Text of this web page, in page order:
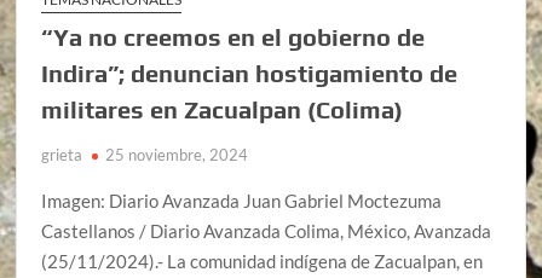
“Ya no creemos en el gobierno de
Indira”; denuncian hostigamiento de
militares en Zacualpan (Colima)
grieta 25 noviembre, 2024
Imagen: Diario Avanzada Juan Gabriel Moctezuma
Castellanos / Diario Avanzada Colima, México, Avanzada
(25/11/2024).- La comunidad indígena de Zacualpan, en